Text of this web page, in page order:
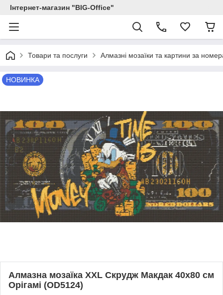
Інтернет-магазин "BIG-Office"
Товари та послуги Алмазні мозаїки та картини за
НОВИНКА
Алмазна мозаїка XXL Скрудж Макдак 40х80 см
Орігамі (OD5124)